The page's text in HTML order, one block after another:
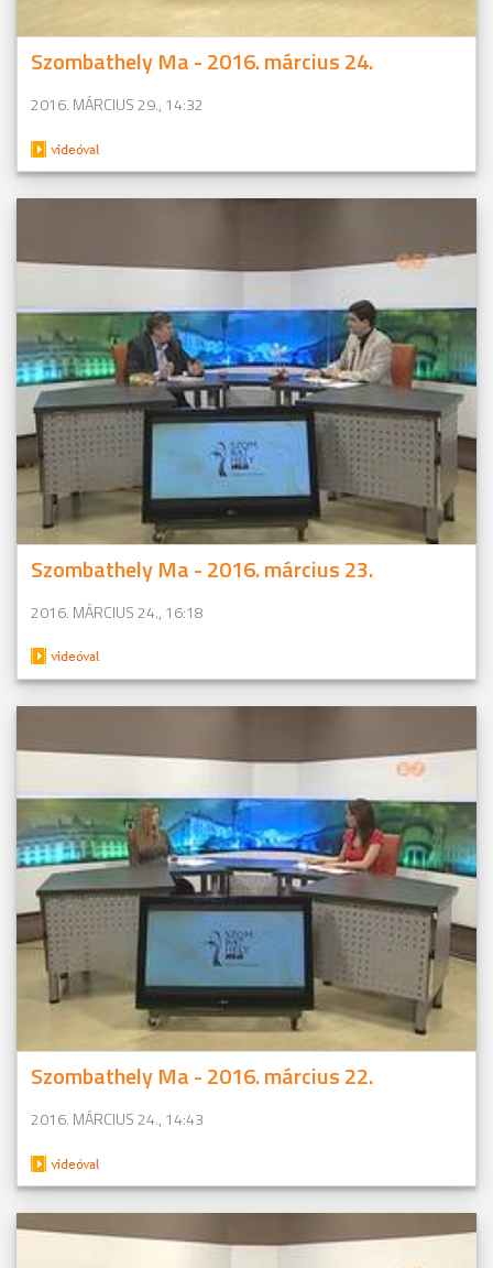
Szombathely Ma - 2016. március 24.
2016. MÁRCIUS 29., 14:32
Szombathely Ma - 2016. március 23.
2016. MÁRCIUS 24., 16:18
Szombathely Ma - 2016. március 22.
2016. MÁRCIUS 24., 14:43